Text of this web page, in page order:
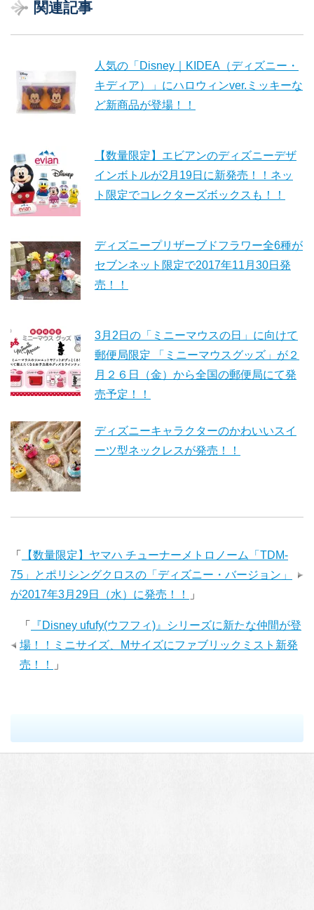
関連記事
人気の「Disney｜KIDEA（ディズニー・
キディア）」にハロウィンver.ミッキーな
ど新商品が登場！！
【数量限定】エビアンのディズニーデザ
インボトルが2月19日に新発売！！ネッ
ト限定でコレクターズボックスも！！
ディズニープリザーブドフラワー全6種が
セブンネット限定で2017年11月30日発
売！！
3月2日の「ミニーマウスの日」に向けて
郵便局限定 「ミニーマウスグッズ」が２
月２６日（金）から全国の郵便局にて発
売予定！！
ディズニーキャラクターのかわいいスイ
ーツ型ネックレスが発売！！
「
【数量限定】ヤマハ チューナーメトロノーム「TDM-
75」とポリシングクロスの「ディズニー・バージョン」
が2017年3月29日（水）に発売！！
」
「
『Disney ufufy(ウフフィ)』シリーズに新たな仲間が登
場！！ミニサイズ、Mサイズにファブリックミスト新発
売！！
」